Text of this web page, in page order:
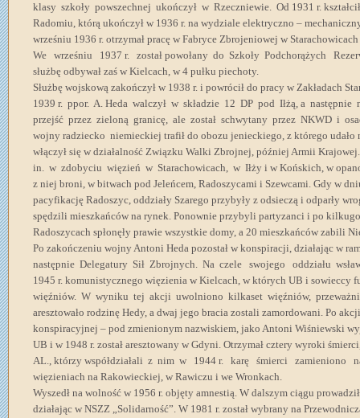
klasy szkoły powszechnej ukończył w Rzeczniewie. Od 1931 r.
Radomiu, którą ukończył w 1936 r. na wydziale elektryczno –
wrześniu 1936 r. otrzymał pracę w Fabryce Zbrojeniowej w
We wrześniu 1937 r. został powołany do Szkoły Podchorążych
służbę odbywał zaś w Kielcach, w 4 pułku piechoty.
Służbę wojskową zakończył w 1938 r. i powrócił do pracy w Zakładach
1939 r. ppor. A. Heda walczył w składzie 12 DP pod Iłżą, a następnie
przejść przez zieloną granicę, ale został schwytany przez NKWD i
wojny radziecko  niemieckiej trafił do obozu jenieckiego, z którego
włączył się w działalność Związku Walki Zbrojnej, później Armii
in. w zdobyciu więzień w Starachowicach, w Iłży i w Końskich, w
z niej broni, w bitwach pod Jeleńcem, Radoszycami i Szewcami. Gdy w
pacyfikację Radoszyc, oddziały Szarego przybyły z odsieczą i odparły
spędzili mieszkańców na rynek. Ponownie przybyli partyzanci i po
Radoszycach spłonęły prawie wszystkie domy, a 20 mieszkańców zabili
Po zakończeniu wojny Antoni Heda pozostał w konspiracji, działając w
następnie Delegatury Sił Zbrojnych. Na czele swojego oddziału
1945 r. komunistycznego więzienia w Kielcach, w których UB i sowieccy
więźniów. W wyniku tej akcji uwolniono kilkaset więźniów, przeważnie
aresztowało rodzinę Hedy, a dwaj jego bracia zostali zamordowani. Po
konspiracyjnej – pod zmienionym nazwiskiem, jako Antoni Wiśniewski
UB i w 1948 r. został aresztowany w Gdyni. Otrzymał cztery wyroki
AL., którzy współdziałali z nim w 1944 r. karę śmierci zamieniono
więzieniach na Rakowieckiej, w Rawiczu i we Wronkach.
Wyszedł na wolność w 1956 r. objęty amnestią. W dalszym ciągu
działając w NSZZ „Solidarność”. W 1981 r. został wybrany na